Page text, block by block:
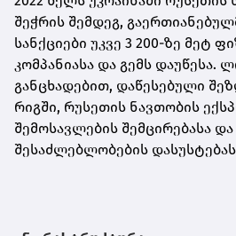
შეჭრის შემდეგ,
სანქციები უკვე 3 200-ზე მეტ
კომპანიასა და გემს დაუწესა.
განცხადებით, დაწესებული
რიგში, რუსეთის ნავთობის
შემოსავლების შემცირებასა
შესაძლებლობების დასუსტებას